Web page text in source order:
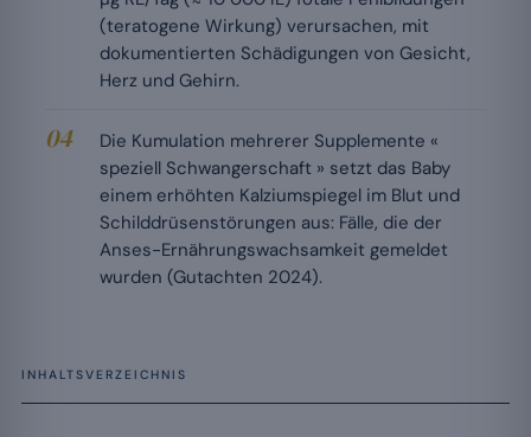
(teratogene Wirkung) verursachen, mit
dokumentierten Schädigungen von Gesicht,
Herz und Gehirn.
Die Kumulation mehrerer Supplemente «
speziell Schwangerschaft » setzt das Baby
einem erhöhten Kalziumspiegel im Blut und
Schilddrüsenstörungen aus: Fälle, die der
Anses-Ernährungswachsamkeit gemeldet
wurden (Gutachten 2024).
INHALTSVERZEICHNIS